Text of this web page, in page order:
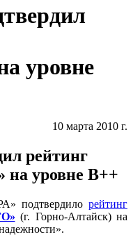
уровне
10 марта 2010 г.
рейтинг
уровне В++
подтвердило рейтинг
(г. Горно-Алтайск) на